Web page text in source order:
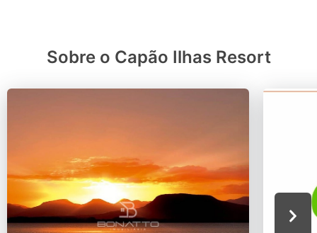
Sobre o Capão Ilhas Resort